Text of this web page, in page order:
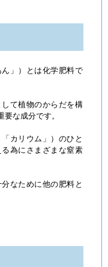
」）とは化学肥料で
て植物のからだを構
な成分です。
カリウム」）のひと
為にさまざまな窒素
なために他の肥料と